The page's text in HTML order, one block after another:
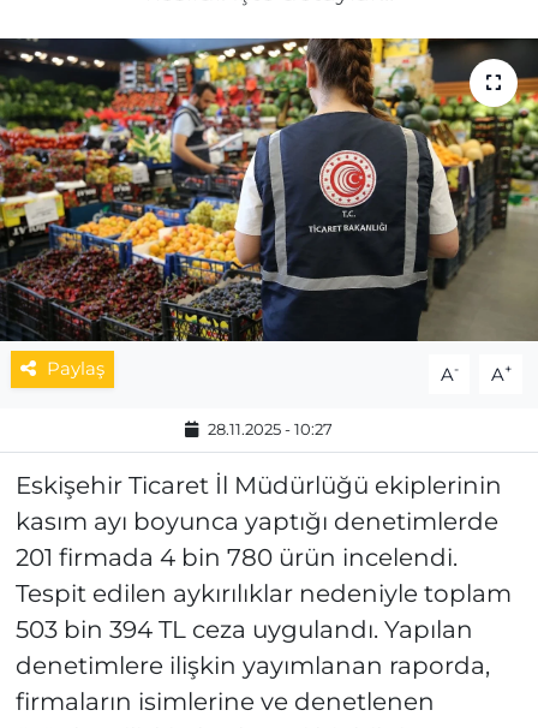
Paylaş A- A+
28.11.2025 - 10:27
Eskişehir Ticaret İl Müdürlüğü ekiplerinin
kasım ayı boyunca yaptığı denetimlerde
201 firmada 4 bin 780 ürün incelendi.
Tespit edilen aykırılıklar nedeniyle toplam
503 bin 394 TL ceza uygulandı. Yapılan
denetimlere ilişkin yayımlanan raporda,
firmaların isimlerine ve denetlenen
SPOR
MAGAZİN
ESKİŞEHİRSPOR